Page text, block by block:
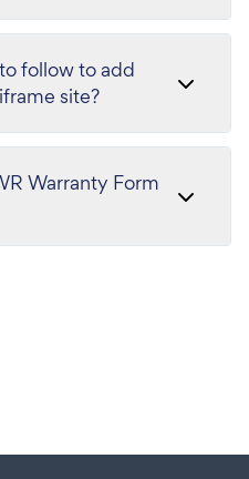
follow to add
site?
Warranty Form